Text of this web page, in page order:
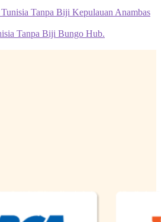
Tanpa Biji Kepulauan Anambas
Tanpa Biji Bungo Hub.